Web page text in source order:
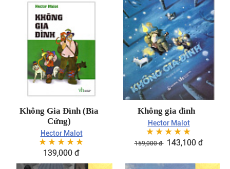
Không Gia Đình (Bìa
Cứng)
Hector Malot
☆☆☆☆☆
139,000 đ
Không gia đình
Hector Malot
☆☆☆☆☆
159,000 đ 143,100 đ